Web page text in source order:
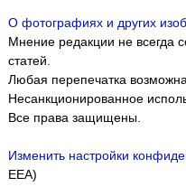
О фотографиях и других
Мнение редакции не всегда
статей.
Любая перепечатка
Несанкционированное
Все права защищены.
Изменить настройки
EEA)